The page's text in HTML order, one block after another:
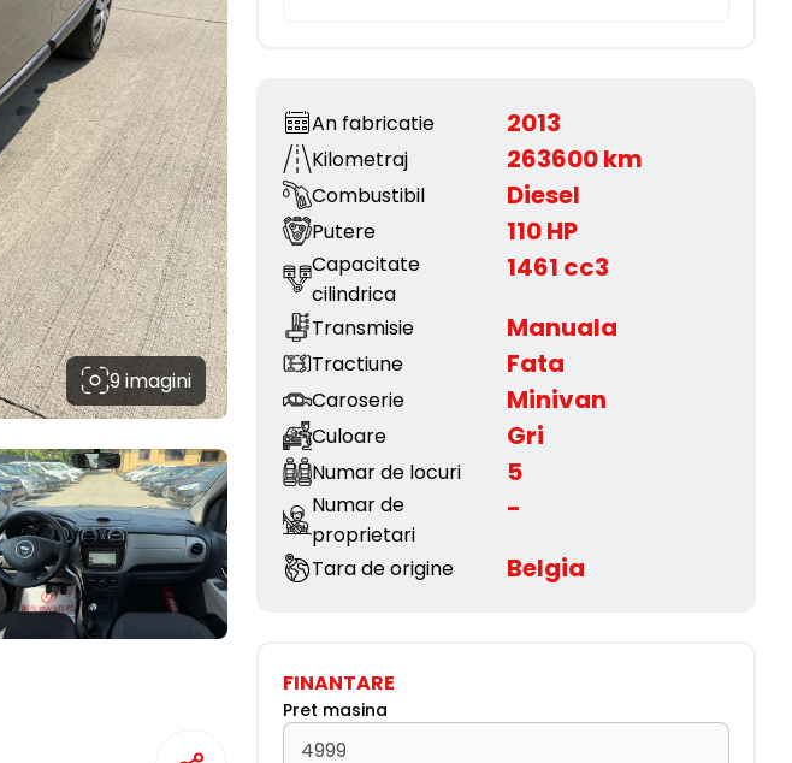
9 imagini
An fabricatie 2013
Kilometraj 263600 km
Combustibil Diesel
Putere 110 HP
Capacitate
cilindrica
1461 cc3
Transmisie Manuala
Tractiune Fata
Caroserie Minivan
Culoare Gri
Numar de locuri 5
Numar de
proprietari
-
Tara de origine Belgia
FINANTARE
Pret masina